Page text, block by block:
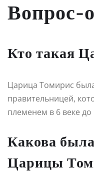
Вопрос-
Кто такая
Царица Томирис
правительницей,
племенем в 6 веке
Какова
Царицы